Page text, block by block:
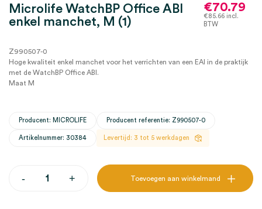
Microlife WatchBP Office ABI
enkel manchet, M (1)
€70.79
€85.66 incl.
BTW
Z990507-0
Hoge kwaliteit enkel manchet voor het verrichten van een EAI in de praktijk
met de WatchBP Office ABI.
Maat M
Producent: MICROLIFE Producent referentie: Z990507-0
Artikelnummer: 30384 Levertijd: 3 tot 5 werkdagen
-Microlife
+ Toevoegen aan winkelmand